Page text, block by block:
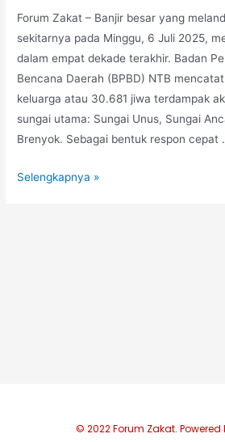
Forum Zakat – Banjir besar yang
sekitarnya pada Minggu, 6 Juli 2025,
dalam empat dekade terakhir. Badan
Bencana Daerah (BPBD) NTB
keluarga atau 30.681 jiwa terdampak
sungai utama: Sungai Unus, Sungai
Brenyok. Sebagai bentuk respon cepat
Selengkapnya »
© 2022 Forum Zakat. Powered